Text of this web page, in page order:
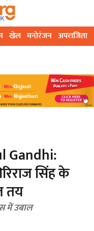
खेल मनोरंजन अपराजिता
Gandhi:
सिंह के
तय
में उबाल